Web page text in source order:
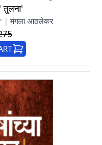
तुलना'
| मंगला आठलेकर